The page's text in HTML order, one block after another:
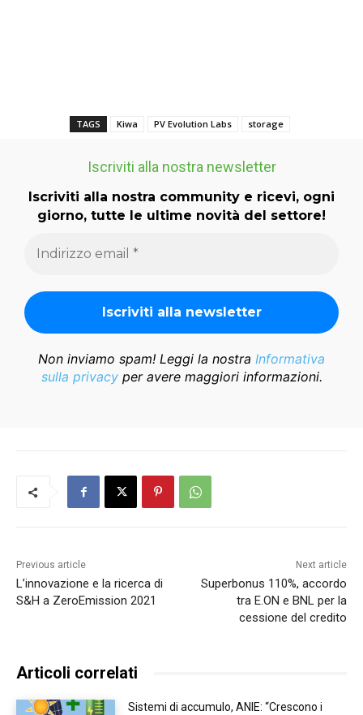
TAGS Kiwa PV Evolution Labs storage
Iscriviti alla nostra newsletter
Iscriviti alla nostra community e ricevi, ogni
giorno, tutte le ultime novità del settore!
Non inviamo spam! Leggi la nostra Informativa
sulla privacyper avere maggiori informazioni.
Previous article
L’innovazione e la ricerca di
S&H a ZeroEmission 2021
Next article
Superbonus 110%, accordo
tra E.ON e BNL per la
cessione del credito
Articoli correlati
Sistemi di accumulo, ANIE: “Crescono i